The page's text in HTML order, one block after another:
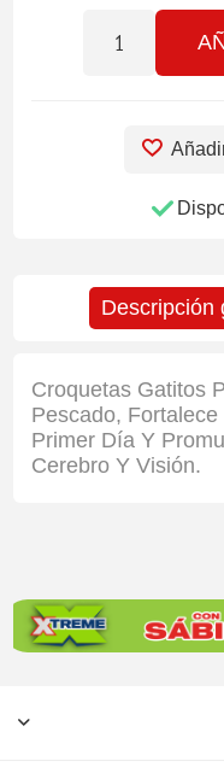
Descripción
Croquetas Gatitos
Pescado,
Primer Día Y
Cerebro Y Visión.